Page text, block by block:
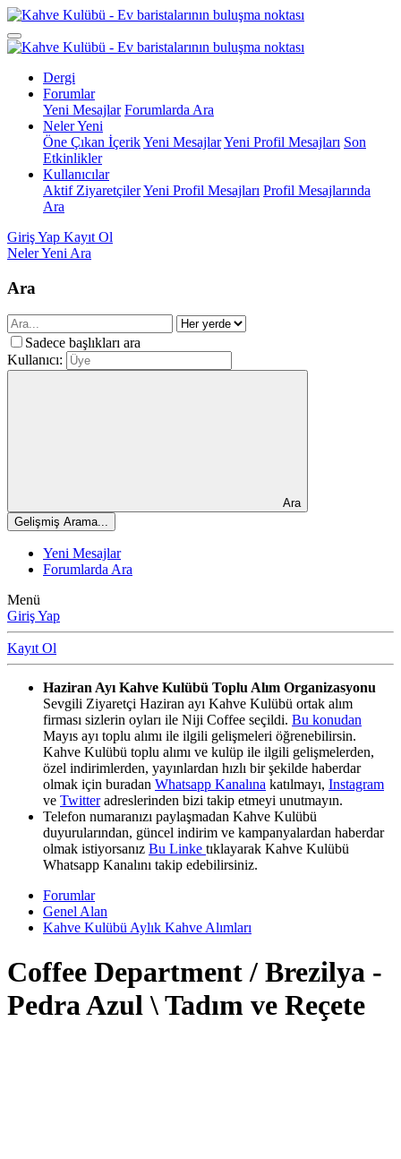
Dergi
Forumlar
Yeni Mesajlar Forumlarda Ara
Neler Yeni
Öne Çıkan İçerikYeni MesajlarYeni Profil Mesajları Son
Etkinlikler
Kullanıcılar
Aktif ZiyaretçilerYeni Profil Mesajları Profil Mesajlarında
Ara
Giriş Yap Kayıt Ol
Neler Yeni Ara
Ara
Sadece başlıkları ara
Kullanıcı:
Ara
Gelişmiş Arama...
Yeni Mesajlar
Forumlarda Ara
Menü
Giriş Yap
Kayıt Ol
Haziran Ayı Kahve Kulübü Toplu Alım Organizasyonu
Sevgili Ziyaretçi Haziran ayı Kahve Kulübü ortak alım
firması sizlerin oyları ile Niji Coffee seçildi. Bu konudan
Mayıs ayı toplu alımı ile ilgili gelişmeleri öğrenebilirsin.
Kahve Kulübü toplu alımı ve kulüp ile ilgili gelişmelerden,
özel indirimlerden, yayınlardan hızlı bir şekilde haberdar
olmak için buradan Whatsapp Kanalına katılmayı, Instagram
ve Twitteradreslerinden bizi takip etmeyi unutmayın.
Telefon numaranızı paylaşmadan Kahve Kulübü
duyurularından, güncel indirim ve kampanyalardan haberdar
olmak istiyorsanız Bu Linke tıklayarak Kahve Kulübü
Whatsapp Kanalını takip edebilirsiniz.
Forumlar
Genel Alan
Kahve Kulübü Aylık Kahve Alımları
Coffee Department / Brezilya -
Pedra Azul \ Tadım ve Reçete